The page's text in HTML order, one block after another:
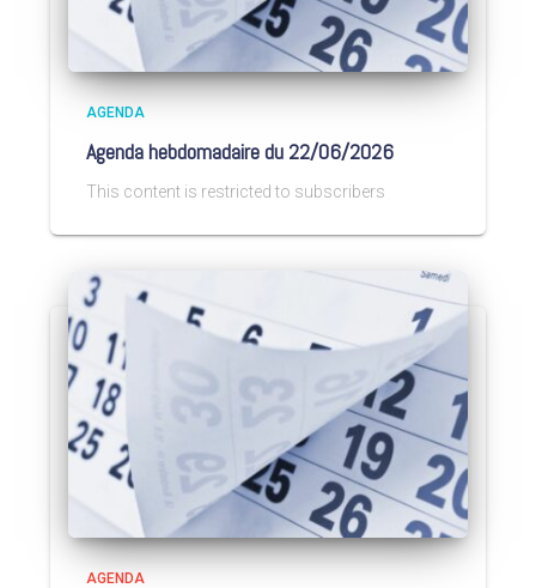
AGENDA
Agenda hebdomadaire du 22/06/2026
This content is restricted to subscribers
AGENDA